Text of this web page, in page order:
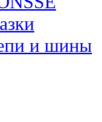
и шины